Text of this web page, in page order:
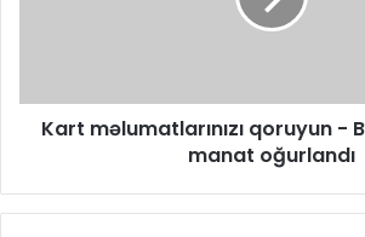
Kart məlumatlarınızı qoruyun -
manat oğurlandı